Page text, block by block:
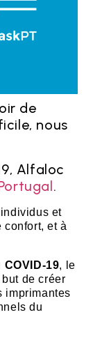
de
nous
Alfaloc
.
et
confort, et à
19, le
de créer
imprimantes
du